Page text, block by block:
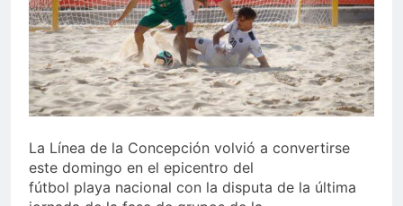
despedir la feria. Ojo si vas
a Santa Bárbara
2 Semanas Atrás
La feria se despide por todo
lo alto: Antonio José,
fuegos artificiales y música
hasta el amanecer
2 Semanas Atrás
La Línea de la Concepción volvió a convertirse
este domingo en el epicentro del
fútbol playa nacional con la disputa de la última